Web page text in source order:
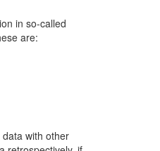
in so-called
are:
with other